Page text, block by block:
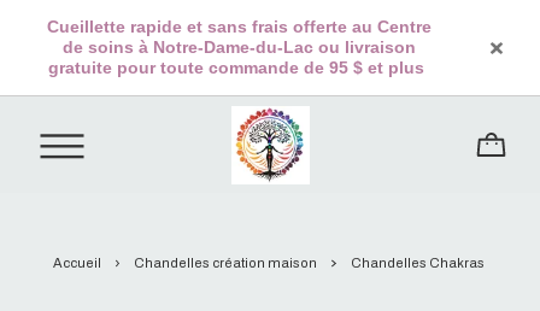
Cueillette rapide et sans frais offerte au Centre
de soins à Notre-Dame-du-Lac ou livraison
gratuite pour toute commande de 95 $ et plus
Accueil Chandelles création maison Chandelles Chakras